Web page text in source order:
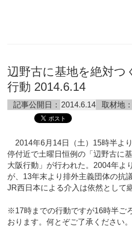
辺野古に基地を絶対つ
行動 2014.6.14
記事公開日： 2014.6.14 取材地：
2014年6月14日（土）15時半よ
停付近で土曜日恒例の「辺野古に
大阪行動」が行われた。2004年よ
が、13年末より排外主義団体の抗
JR西日本による介入は依然として
※17時までの行動ですが16時半ご
おります。何とぞご了承ください。